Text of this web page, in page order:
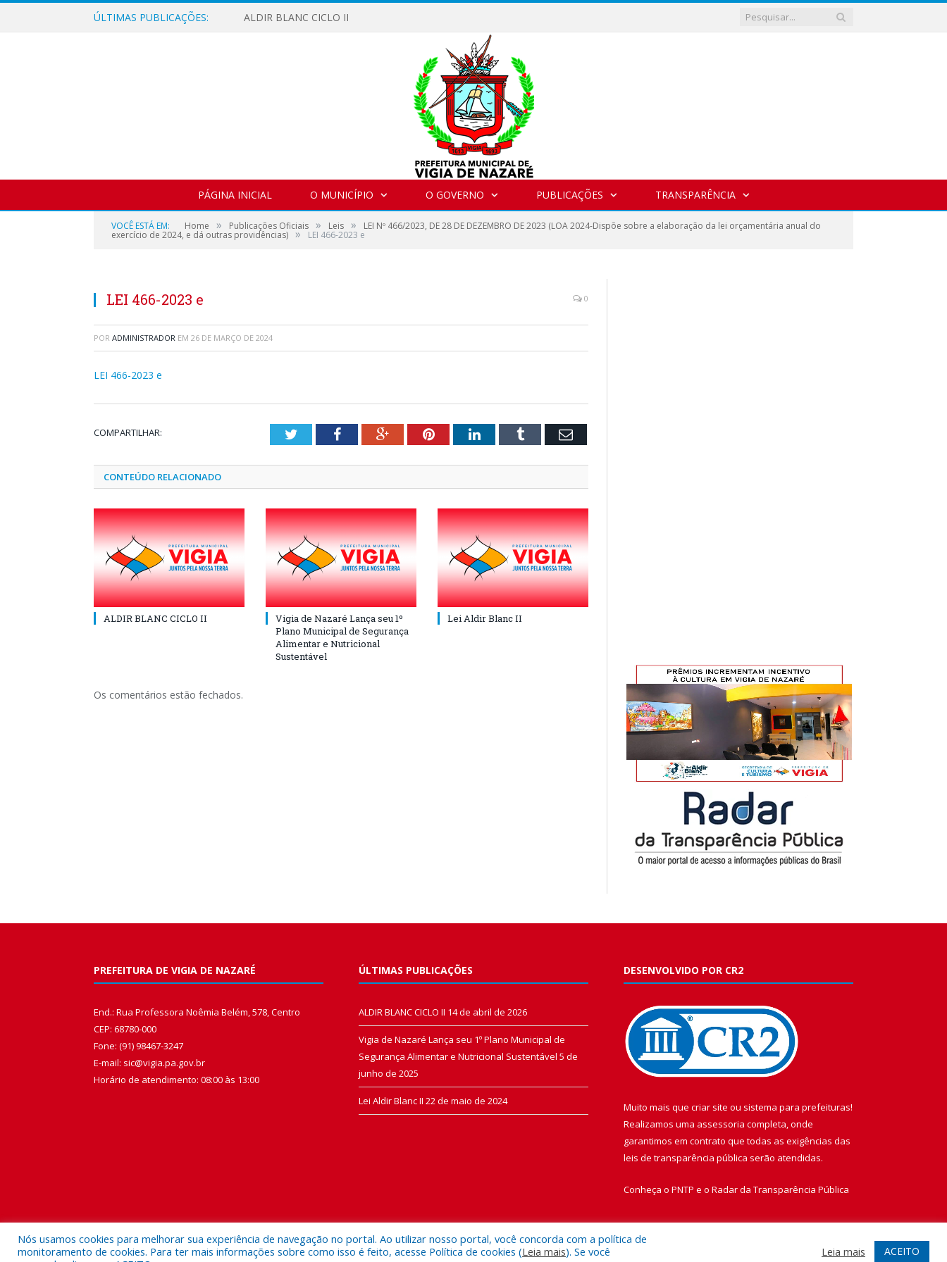
ÚLTIMAS PUBLICAÇÕES: ALDIR BLANC CICLO II
PÁGINA INICIAL O MUNICÍPIO O GOVERNO PUBLICAÇÕES TRANSPARÊNCIA
VOCÊ ESTÁ EM: Home » Publicações Oficiais » Leis » LEI Nº 466/2023, DE 28 DE DEZEMBRO DE 2023 (LOA 2024-Dispõe sobre a elaboração da lei orçamentária anual do
exercício de 2024, e dá outras providências) » LEI 466-2023 e
LEI 466-2023 e 0
POR ADMINISTRADOR EM 26 DE MARÇO DE 2024
LEI 466-2023 e
COMPARTILHAR: TwitterFacebookGoogle+PinterestLinkedInTumblr Email
CONTEÚDO RELACIONADO
ALDIR BLANC CICLO II
Vigia de Nazaré Lança seu 1º
Plano Municipal de Segurança
Alimentar e Nutricional
Sustentável
Lei Aldir Blanc II
Os comentários estão fechados.
PREFEITURA DE VIGIA DE NAZARÉ
End.: Rua Professora Noêmia Belém, 578, Centro
CEP: 68780-000
Fone: (91) 98467-3247
E-mail: sic@vigia.pa.gov.br
Horário de atendimento: 08:00 às 13:00
ÚLTIMAS PUBLICAÇÕES
ALDIR BLANC CICLO II 14 de abril de 2026
Vigia de Nazaré Lança seu 1º Plano Municipal de
Segurança Alimentar e Nutricional Sustentável 5 de
junho de 2025
Lei Aldir Blanc II 22 de maio de 2024
DESENVOLVIDO POR CR2
Muito mais que criar site ou sistema para prefeituras!
Realizamos uma assessoria completa, onde
garantimos em contrato que todas as exigências das
leis de transparência pública serão atendidas.
Conheça o PNTP e o Radar da Transparência Pública
Nós usamos cookies para melhorar sua experiência de navegação no portal. Ao utilizar nosso portal, você concorda com a política de
monitoramento de cookies. Para ter mais informações sobre como isso é feito, acesse Política de cookies (Leia mais). Se você
Leia mais ACEITO